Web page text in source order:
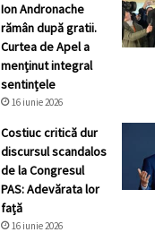
Ion Andronache
rămân după gratii.
Curtea de Apel a
menținut integral
sentințele
16 iunie 2026
Costiuc critică dur
discursul scandalos
de la Congresul
PAS: Adevărata lor
față
16 iunie 2026